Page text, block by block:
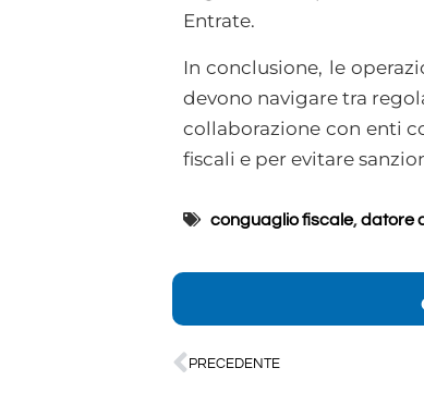
Entrate.
In conclusione, le
devono navigare tra
collaborazione con enti
fiscali e per evitare
conguaglio fiscale,datore
PRECEDENTE